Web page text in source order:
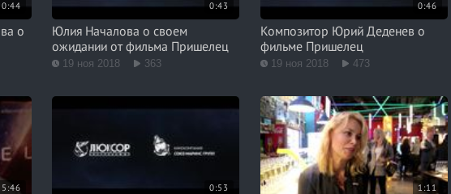
0:44
о
0:43
Юлия Началова о своем
ожидании от фильма Пришелец
19 ноя 2018 363
0:46
Композитор Юрий Деденев о
фильме Пришелец
19 ноя 2018 473
5:46 0:53 1:11